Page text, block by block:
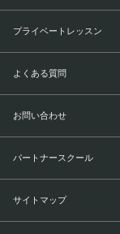
プライベートレッスン
よくある質問
お問い合わせ
パートナースクール
サイトマップ